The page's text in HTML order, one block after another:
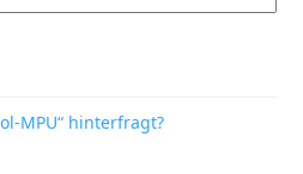
MPU“ hinterfragt?